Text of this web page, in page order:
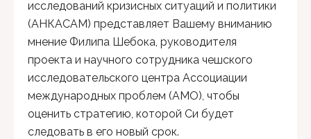
исследований кризисных ситуаций и политики
(АНКАСАМ) представляет Вашему вниманию
мнение Филипа Шебока, руководителя
проекта и научного сотрудника чешского
исследовательского центра Ассоциации
международных проблем (АМО), чтобы
оценить стратегию, которой Си будет
следовать в его новый срок.